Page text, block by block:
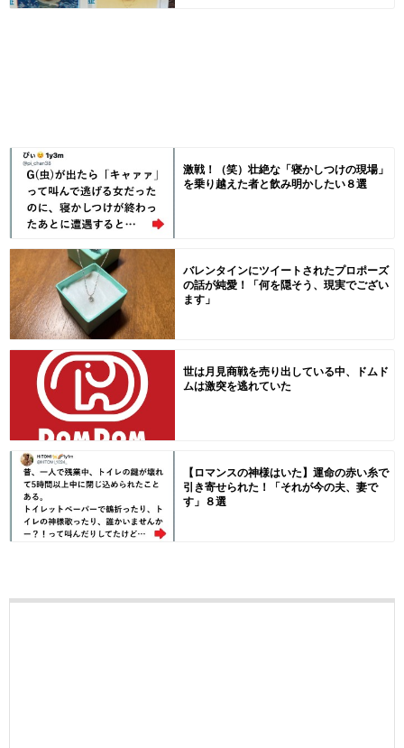
激戦！（笑）壮絶な「寝かしつけの現場」
を乗り越えた者と飲み明かしたい８選
バレンタインにツイートされたプロポーズ
の話が純愛！「何を隠そう、現実でござい
ます」
世は月見商戦を売り出している中、ドムド
ムは激突を逃れていた
【ロマンスの神様はいた】運命の赤い糸で
引き寄せられた！「それが今の夫、妻で
す」８選